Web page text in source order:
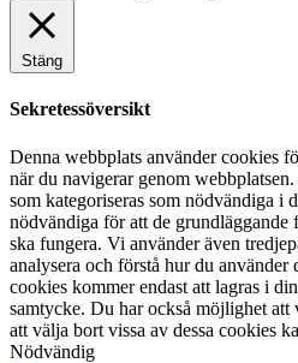
Stäng
Sekretessöversikt
Denna webbplats använder cookies
när du navigerar genom
som kategoriseras som nödvändiga i
nödvändiga för att de grundläggande
ska fungera. Vi använder även
analysera och förstå hur du använder
cookies kommer endast att lagras i
samtycke. Du har också möjlighet att
att välja bort vissa av dessa cookies
Nödvändig